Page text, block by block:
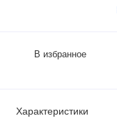
В избранное
Характеристики